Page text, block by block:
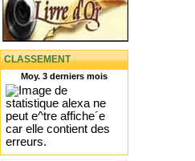
CLASSEMENT
Moy. 3 derniers mois